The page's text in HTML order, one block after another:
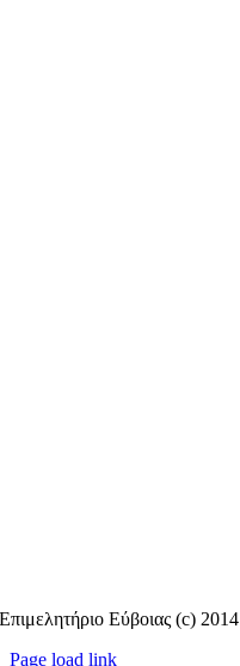
Επιμελητήριο Εύβοιας (c) 2014
Page load link